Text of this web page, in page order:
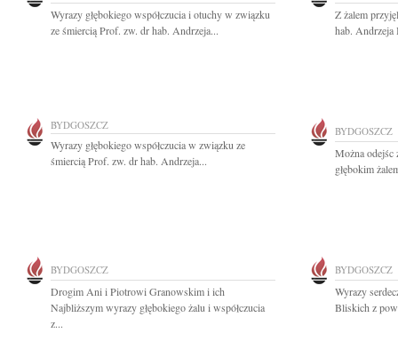
Wyrazy głębokiego współczucia i otuchy w związku
ze śmiercią Prof. zw. dr hab. Andrzeja...
Z żalem
hab. Andrzeja
BYDGOSZCZ
Wyrazy głębokiego współczucia w związku ze
śmiercią Prof. zw. dr hab. Andrzeja...
BYDGOSZCZ
Można odejśc
głębokim
BYDGOSZCZ
Drogim Ani i Piotrowi Granowskim i ich
Najbliższym wyrazy głębokiego żalu i współczucia
z...
BYDGOSZCZ
Wyrazy
Bliskich z